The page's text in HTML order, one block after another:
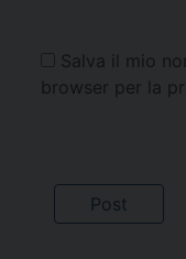
Salva il mio
browser per la